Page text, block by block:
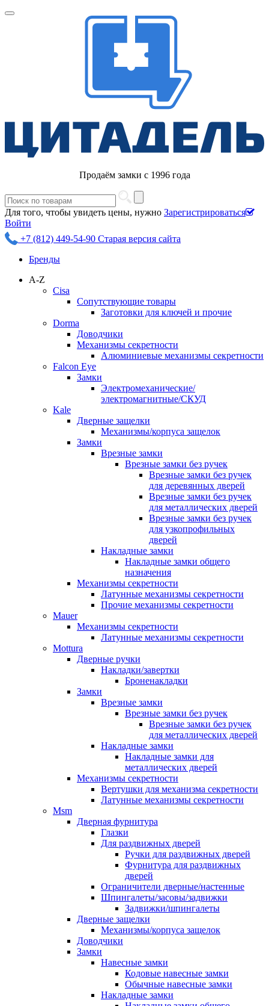
Продаём замки с 1996 года
Для того, чтобы увидеть цены, нужно Зарегистрироваться
Войти
+7 (812) 449-54-90 Старая версия сайта
Бренды
A-Z
Cisa
Сопутствующие товары
Заготовки для ключей и прочие
Dorma
Доводчики
Механизмы секретности
Алюминиевые механизмы секретности
Falcon Eye
Замки
Электромеханические/
электромагнитные/СКУД
Kale
Дверные защелки
Механизмы/корпуса защелок
Замки
Врезные замки
Врезные замки без ручек
Врезные замки без ручек
для деревянных дверей
Врезные замки без ручек
для металлических дверей
Врезные замки без ручек
для узкопрофильных
дверей
Накладные замки
Накладные замки общего
назначения
Механизмы секретности
Латунные механизмы секретности
Прочие механизмы секретности
Mauer
Механизмы секретности
Латунные механизмы секретности
Mottura
Дверные ручки
Накладки/завертки
Броненакладки
Замки
Врезные замки
Врезные замки без ручек
Врезные замки без ручек
для металлических дверей
Накладные замки
Накладные замки для
металлических дверей
Механизмы секретности
Вертушки для механизма секретности
Латунные механизмы секретности
Msm
Дверная фурнитура
Глазки
Для раздвижных дверей
Ручки для раздвижных дверей
Фурнитура для раздвижных
дверей
Ограничители дверные/настенные
Шпингалеты/засовы/задвижки
Задвижки/шпингалеты
Дверные защелки
Механизмы/корпуса защелок
Доводчики
Замки
Навесные замки
Кодовые навесные замки
Обычные навесные замки
Накладные замки